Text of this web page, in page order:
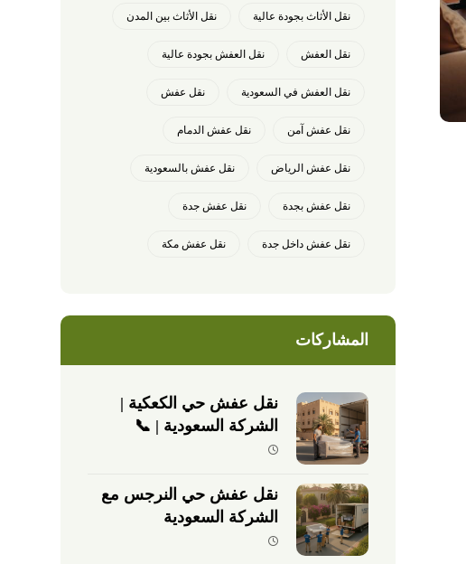
نقل الأثاث بجودة عالية نقل الأثاث بين المدن
نقل العفش نقل العفش بجودة عالية
نقل العفش في السعودية نقل عفش
نقل عفش آمن نقل عفش الدمام
نقل عفش الرياض نقل عفش بالسعودية
نقل عفش بجدة نقل عفش جدة
نقل عفش داخل جدة نقل عفش مكة
المشاركات
نقل عفش حي الكعكية |
الشركة السعودية | 📞
0540026747
نقل عفش حي النرجس مع
الشركة السعودية